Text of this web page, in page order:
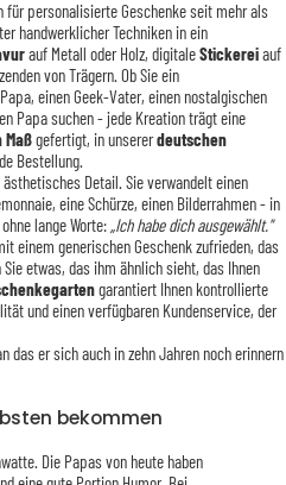
für personalisierte Geschenke seit mehr als
handwerklicher Techniken in ein
auf Metall oder Holz, digitaleStickereiauf
von Trägern. Ob Sie ein
einen Geek-Vater, einen nostalgischen
Papa suchen - jede Kreation trägt eine
Maßgefertigt, in unsererdeutschen
Bestellung.
Detail. Sie verwandelt einen
eine Schürze, einen Bilderrahmen - in
lange Worte: „Ich habe dich ausgewählt."
einem generischen Geschenk zufrieden, das
etwas, das ihm ähnlich sieht, das Ihnen
garantiert Ihnen kontrollierte
und einen verfügbaren Kundenservice, der
das er sich auch in zehn Jahren noch erinnern
bekommen
Die Papas von heute haben